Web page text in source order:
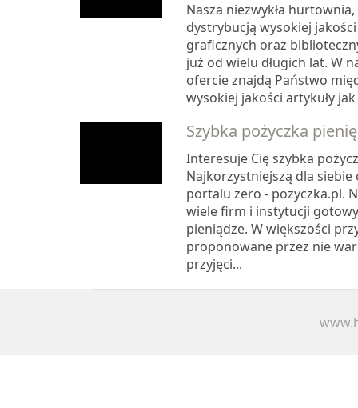
Nasza niezwykła
dystrybucją wysokiej
graficznych oraz
już od wielu długich lat. W
ofercie znajdą Państwo
wysokiej jakości artykuły
Szybka pożyczka
Interesuje Cię szybka
Najkorzystniejszą dla
portalu zero - pozyczka.pl.
wiele firm i instytucji
pieniądze. W większości
proponowane przez nie
przyjęci...